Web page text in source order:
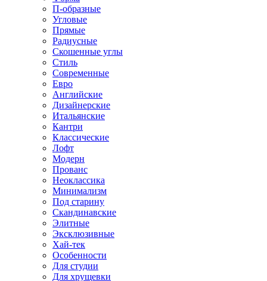
П-образные
Угловые
Прямые
Радиусные
Скошенные углы
Стиль
Современные
Евро
Английские
Дизайнерские
Итальянские
Кантри
Классические
Лофт
Модерн
Прованс
Неоклассика
Минимализм
Под старину
Скандинавские
Элитные
Эксклюзивные
Хай-тек
Особенности
Для студии
Для хрущевки